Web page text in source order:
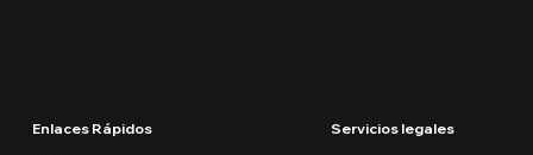
Enlaces Rápidos Servicios legales